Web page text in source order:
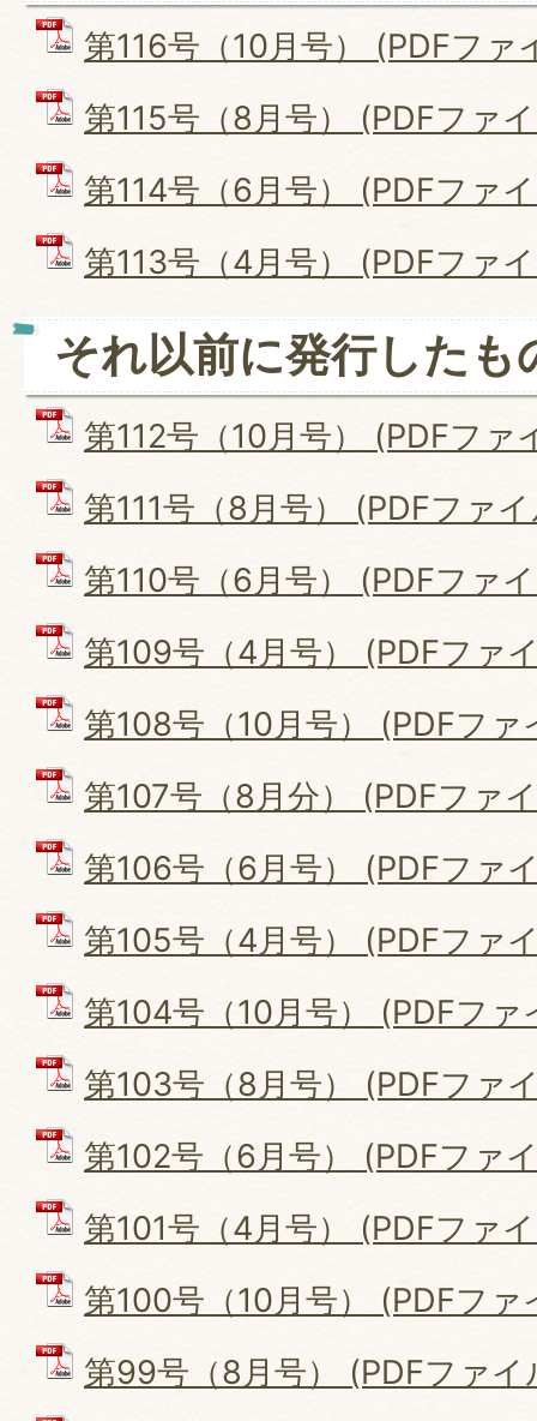
第116号（10月号） (PDFファ
第115号（8月号） (PDFファ
第114号（6月号） (PDFファ
第113号（4月号） (PDFファ
それ以前に発行したも
第112号（10月号） (PDFファ
第111号（8月号） (PDFファ
第110号（6月号） (PDFファ
第109号（4月号） (PDFファ
第108号（10月号） (PDFフ
第107号（8月分） (PDFファ
第106号（6月号） (PDFファ
第105号（4月号） (PDFファ
第104号（10月号） (PDFファ
第103号（8月号） (PDFファ
第102号（6月号） (PDFファ
第101号（4月号） (PDFファ
第100号（10月号） (PDFファ
第99号（8月号） (PDFファイ